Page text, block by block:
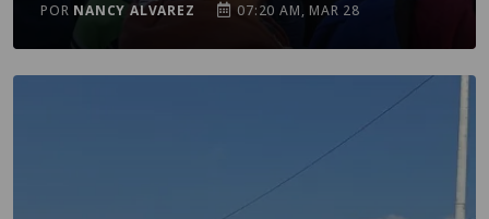
POR NANCY ALVAREZ 07:20 AM, MAR 28